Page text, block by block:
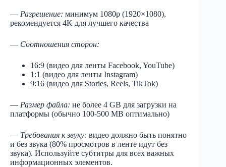
— Разрешение: минимум 1080p (1920×1080),
рекомендуется 4K для лучшего качества
— Соотношения сторон:
16:9 (видео для ленты Facebook, YouTube)
1:1 (видео для ленты Instagram)
9:16 (видео для Stories, Reels, TikTok)
— Размер файла: не более 4 GB для загрузки на
платформы (обычно 100-500 MB оптимально)
— Требования к звуку: видео должно быть понятно
и без звука (80% просмотров в ленте идут без
звука). Используйте субтитры для всех важных
информационных элементов.